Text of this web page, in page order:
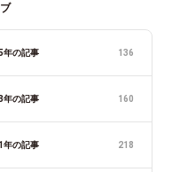
年の記事 136
年の記事 160
年の記事 218